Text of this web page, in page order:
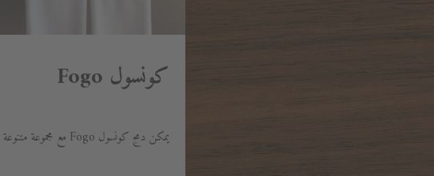
كونسول Fogo
يمكن دمج كونسول Fogo مع مجموعة متنوعة من الأحواض.